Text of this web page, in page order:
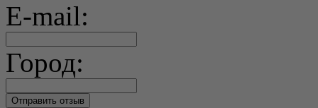
E-mail:
Город: